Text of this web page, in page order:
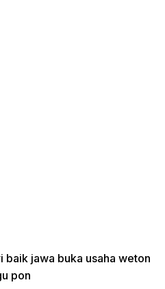
baik jawa buka usaha weton
pon